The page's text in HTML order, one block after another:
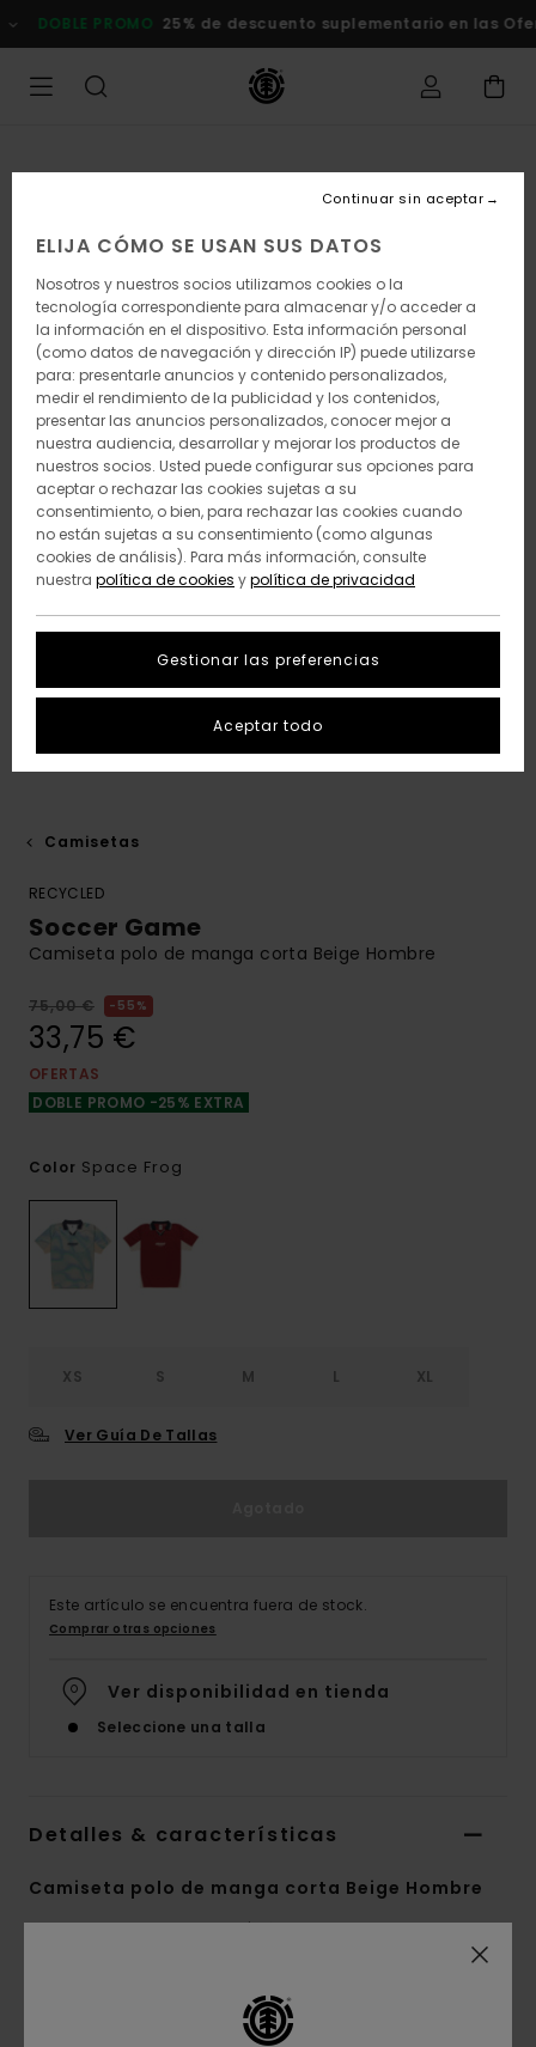
a
la
DOBLE PROMO 25% de descuento suplementario en las
Camisetas
RECYCLED
Soccer Game
Camiseta polo de manga corta Beige Hombre
75,00 € 55%
33,75 €
OFERTAS
DOBLE PROMO -25% EXTRA
Color Space Frog
XS S M L XL
Ver Guía De Tallas
Este artículo se encuentra fuera de stock.
Comprar otras opciones
Ver disponibilidad en tienda
Seleccione una talla
Detalles & características
Camiseta polo de manga corta Beige Hombre
StyleELYKT00183 Código de colortkh7
ELIJA CÓMO SE USAN SUS DATOS
Nosotros y nuestros socios utilizamos cookies o la
tecnología correspondiente para almacenar y/o acceder a
la información en el dispositivo. Esta información personal
(como datos de navegación y dirección IP) puede utilizarse
para: presentarle anuncios y contenido personalizados,
medir el rendimiento de la publicidad y los contenidos,
presentar las anuncios personalizados, conocer mejor a
nuestra audiencia, desarrollar y mejorar los productos de
nuestros socios. Usted puede configurar sus opciones para
aceptar o rechazar las cookies sujetas a su
consentimiento, o bien, para rechazar las cookies cuando
no están sujetas a su consentimiento (como algunas
cookies de análisis). Para más información, consulte
nuestra política de cookies ypolítica de privacidad
Gestionar las preferencias
Continuar sin aceptar
Aceptar todo